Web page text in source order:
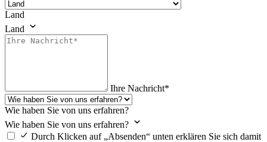
Land
Land
Ihre Nachricht*
Wie haben Sie von uns erfahren?
Wie haben Sie von uns erfahren?
Durch Klicken auf „Absenden“ unten erklären Sie sich damit